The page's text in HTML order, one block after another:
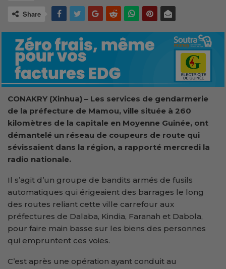
Share
CONAKRY (Xinhua) – Les services de gendarmerie
de la préfecture de Mamou, ville située à 260
kilomètres de la capitale en Moyenne Guinée, ont
démantelé un réseau de coupeurs de route qui
sévissaient dans la région, a rapporté mercredi la
radio nationale.
Il s’agit d’un groupe de bandits armés de fusils
automatiques qui érigeaient des barrages le long
des routes reliant cette ville carrefour aux
préfectures de Dalaba, Kindia, Faranah et Dabola,
pour faire main basse sur les biens des personnes
qui empruntent ces voies.
C’est après une opération ayant conduit au